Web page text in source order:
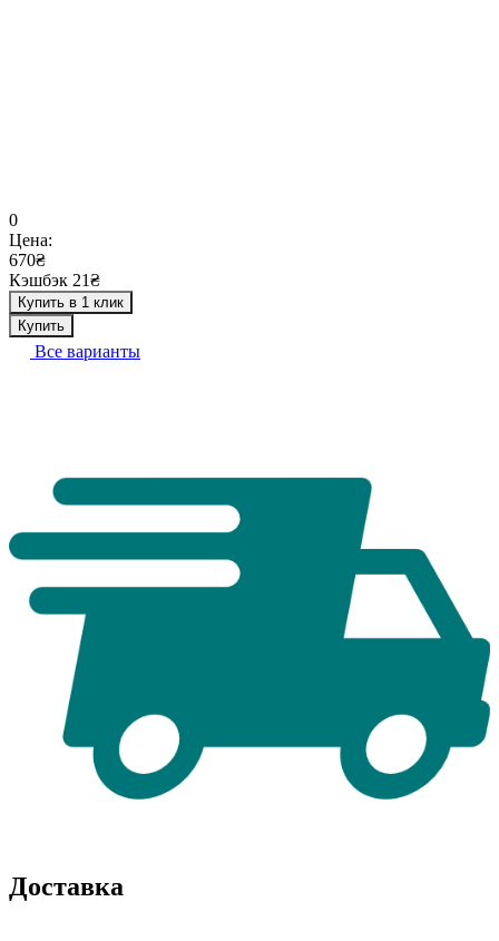
0
Цена:
670₴
Кэшбэк 21₴
Купить в 1 клик
Купить
Все варианты
Доставка